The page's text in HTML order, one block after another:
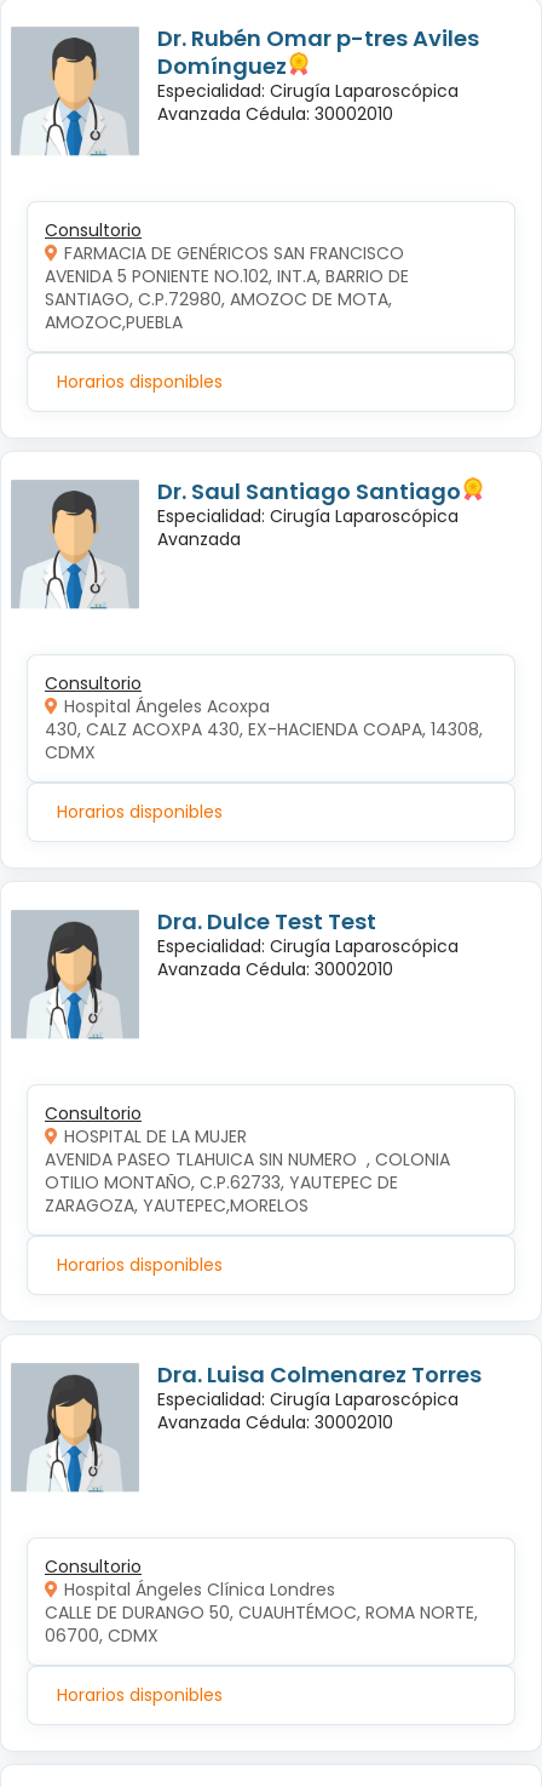
Dr. Rubén Omar p-tres Aviles
Domínguez
Especialidad: Cirugía Laparoscópica
Avanzada Cédula: 30002010
Consultorio
FARMACIA DE GENÉRICOS SAN FRANCISCO
AVENIDA 5 PONIENTE NO.102, INT.A, BARRIO DE
SANTIAGO, C.P.72980, AMOZOC DE MOTA,
AMOZOC,PUEBLA
Horarios disponibles
Dr. Saul Santiago Santiago
Especialidad: Cirugía Laparoscópica
Avanzada
Consultorio
Hospital Ángeles Acoxpa
430, CALZ ACOXPA 430, EX-HACIENDA COAPA, 14308,
CDMX
Horarios disponibles
Dra. Dulce Test Test
Especialidad: Cirugía Laparoscópica
Avanzada Cédula: 30002010
Consultorio
HOSPITAL DE LA MUJER
AVENIDA PASEO TLAHUICA SIN NUMERO  , COLONIA
OTILIO MONTAÑO, C.P.62733, YAUTEPEC DE
ZARAGOZA, YAUTEPEC,MORELOS
Horarios disponibles
Dra. Luisa Colmenarez Torres
Especialidad: Cirugía Laparoscópica
Avanzada Cédula: 30002010
Consultorio
Hospital Ángeles Clínica Londres
CALLE DE DURANGO 50, CUAUHTÉMOC, ROMA NORTE,
06700, CDMX
Horarios disponibles